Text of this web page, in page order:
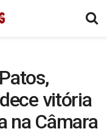
vitória
na Câmara